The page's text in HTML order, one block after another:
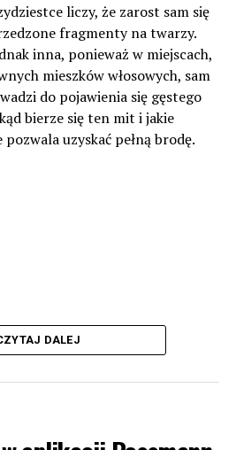
liczy, że zarost sam się
fragmenty na twarzy.
inna, ponieważ w miejscach,
mieszków włosowych, sam
do pojawienia się gęstego
bierze się ten mit i jakie
uzyskać pełną brodę.
DALEJ